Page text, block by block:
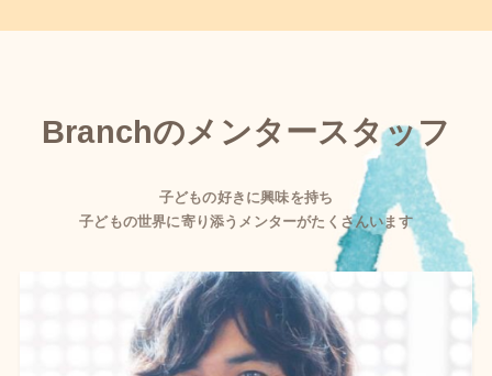
Branchのメンタースタッフ
子どもの好きに興味を持ち
子どもの世界に寄り添うメンターがたくさんいます